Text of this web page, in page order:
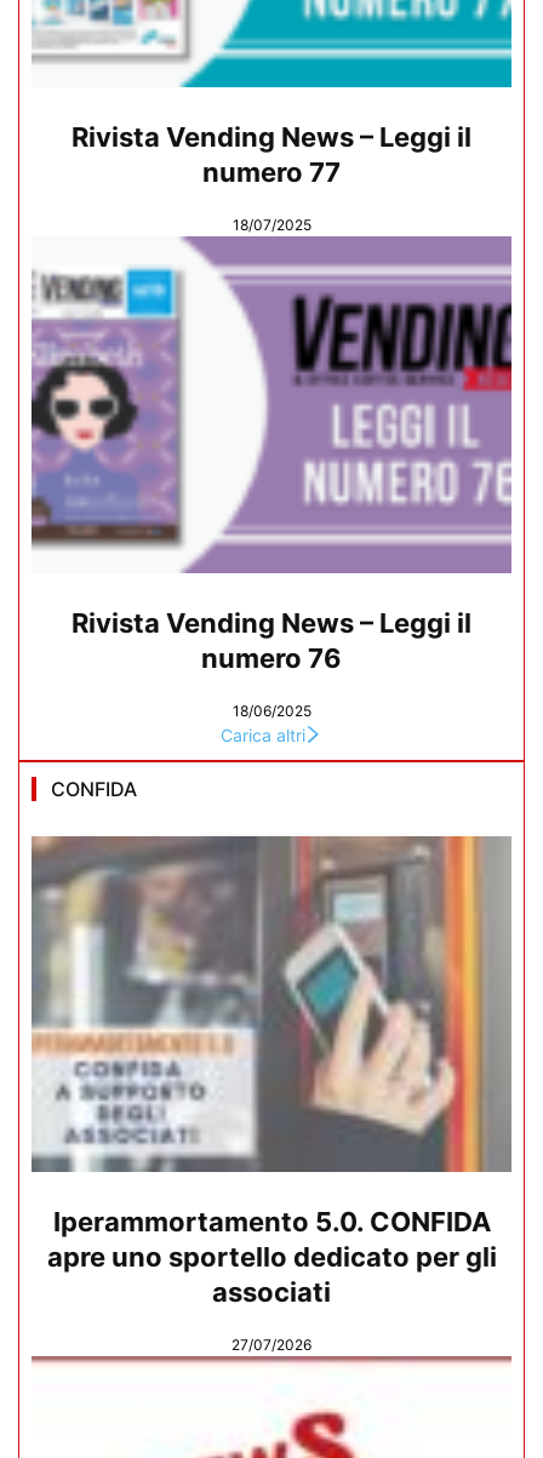
Rivista Vending News – Leggi il
numero 77
18/07/2025
Rivista Vending News – Leggi il
numero 76
18/06/2025
Carica altri
CONFIDA
Iperammortamento 5.0. CONFIDA
apre uno sportello dedicato per gli
associati
27/07/2026